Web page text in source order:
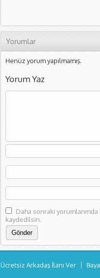
Yorumlar
Henüz yorum yapılmamış.
Yorum Yaz
Daha sonraki yorumlarımda
kaydedilsin.
Ücretsiz Arkadaş İlanı Ver